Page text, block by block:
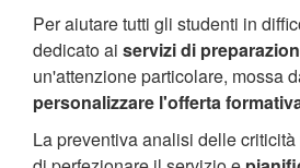
Per aiutare tutti gli studenti in
dedicato ai servizi di
un'attenzione particolare, mossa
personalizzare l'offerta
La preventiva analisi delle